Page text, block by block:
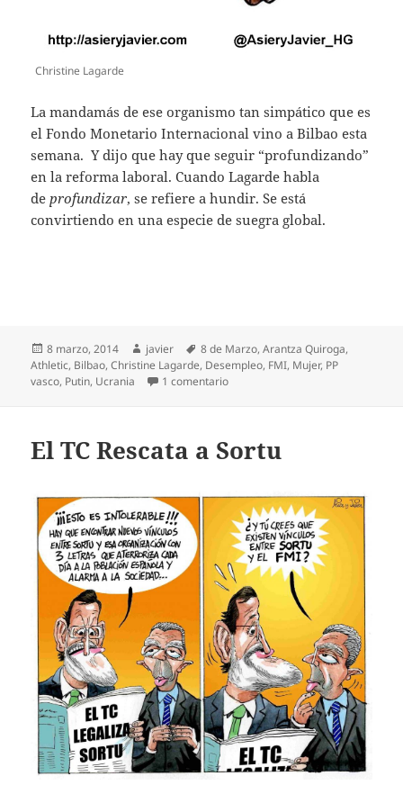
Christine Lagarde
La mandamás de ese organismo tan simpático que es
el Fondo Monetario Internacional vino a Bilbao esta
semana. Y dijo que hay que seguir “profundizando”
en la reforma laboral. Cuando Lagarde habla
de profundizar, se refiere a hundir. Se está
convirtiendo en una especie de suegra global.
Publicado
el
8 marzo, 2014 Autor
javier Etiquetas
8 de Marzo,Arantza Quiroga,
Athletic, Bilbao,Christine Lagarde, Desempleo, FMI, Mujer, PP
vasco, Putin, Ucrania 1 comentarioen La mujer, al Día
El TC Rescata a Sortu